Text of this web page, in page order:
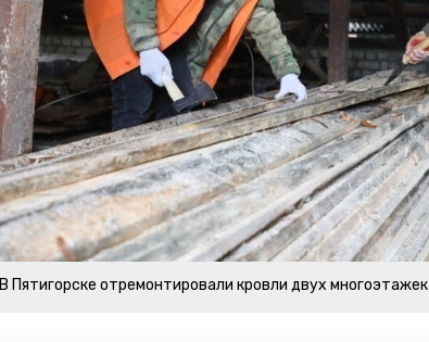
В Пятигорске отремонтировали кровли двух многоэтажек